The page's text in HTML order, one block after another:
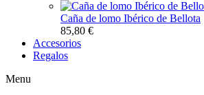
Caña de lomo Ibérico de Bellota
85,80 €
Accesorios
Regalos
Menu